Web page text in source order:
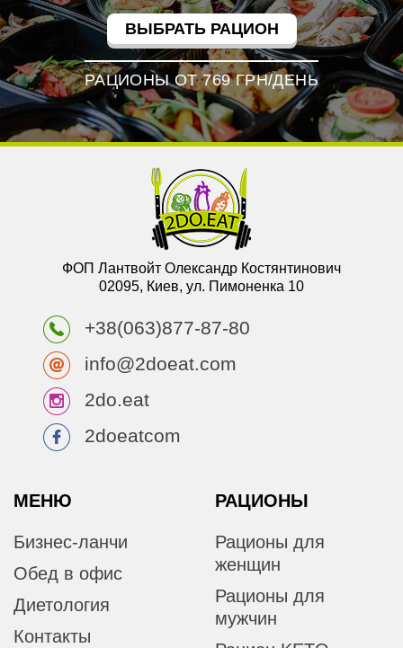
ВЫБРАТЬ РАЦИОН
РАЦИОНЫ ОТ 769 ГРН/ДЕНЬ
ФОП Лантвойт Олександр Костянтинович
02095, Киев, ул. Пимоненка 10
+38(063)877-87-80
info@2doeat.com
2do.eat
2doeatcom
МЕНЮ
Бизнес-ланчи
Обед в офис
Диетология
Контакты
РАЦИОНЫ
Рационы для
женщин
Рационы для
мужчин